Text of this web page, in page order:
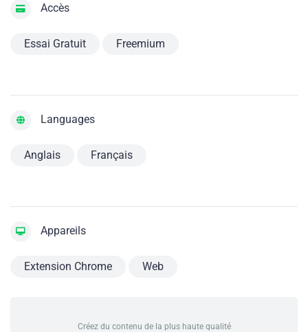
Accès
Essai Gratuit Freemium
Languages
Anglais Français
Appareils
Extension Chrome Web
Créez du contenu de la plus haute qualité